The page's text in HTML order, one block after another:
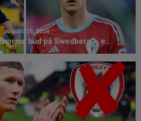
augusti 29, 2024
AVSLÖJAR: Enorma bud på Swedberg – explosionsartade utvecklingen